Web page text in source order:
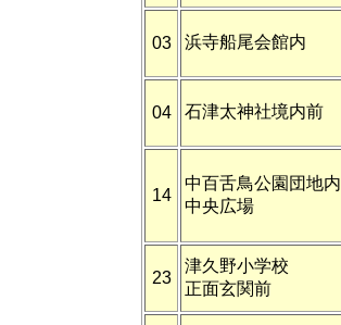
03 浜寺船尾会館内
04 石津太神社境内前
14
中百舌鳥公園団地内
中央広場
23
津久野小学校
正面玄関前